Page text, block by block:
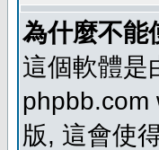
為什麼不能
這個軟體是
phpbb.com
版, 這會使